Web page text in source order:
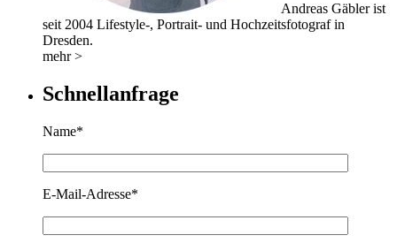
Andreas Gäbler ist
seit 2004 Lifestyle-, Portrait- und Hochzeitsfotograf in
Dresden.
mehr >
Schnellanfrage
Name*
E-Mail-Adresse*